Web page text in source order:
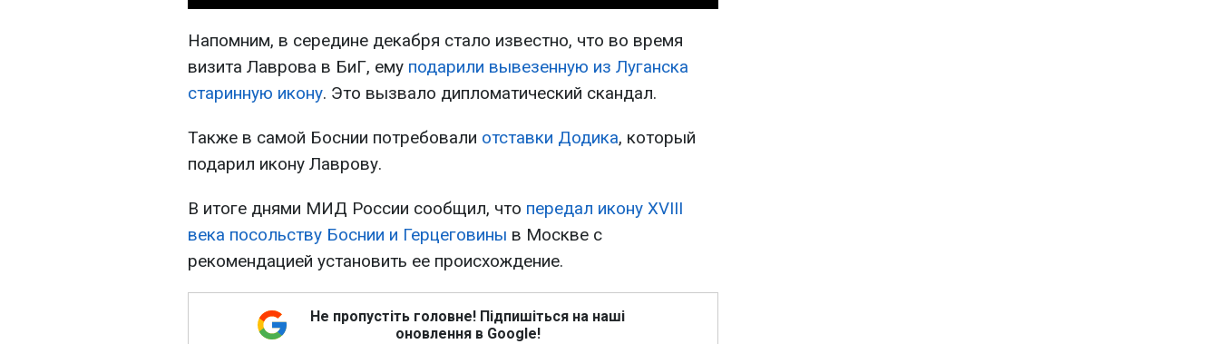
Напомним, в середине декабря стало известно, что во время
визита Лаврова в БиГ, ему подарили вывезенную из Луганска
старинную икону. Это вызвало дипломатический скандал.
Также в самой Боснии потребовали отставки Додика, который
подарил икону Лаврову.
В итоге днями МИД России сообщил, что передал икону XVIII
века посольству Боснии и Герцеговины в Москве с
рекомендацией установить ее происхождение.
Не пропустіть головне! Підпишіться на наші
оновлення в Google!